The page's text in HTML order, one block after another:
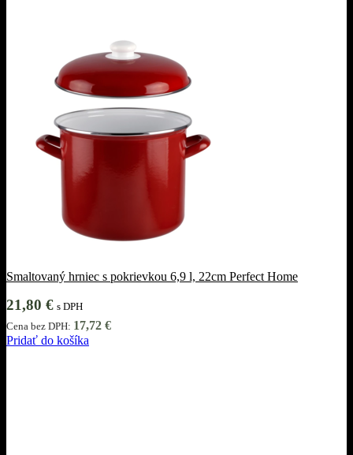
Smaltovaný hrniec s pokrievkou 6,9 l, 22cm Perfect Home
21,80 € s DPH
Cena bez DPH: 17,72 €
Pridať do košíka